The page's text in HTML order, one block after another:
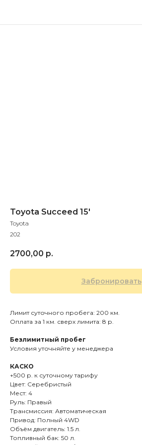
Toyota Succeed 15'
Toyota
202
2700,00 р.
Забронировать
Лимит суточного пробега: 200 км.
Оплата за 1 км. сверх лимита: 8 р.
Безлимитный пробег
Условия уточняйте у менеджера
КАСКО
+500 р. к суточному тарифу
Цвет: Серебристый
Мест: 4
Руль: Правый
Трансмиссия: Автоматическая
Привод: Полный 4WD
Объём двигатель: 1.5 л.
Топливный бак: 50 л.